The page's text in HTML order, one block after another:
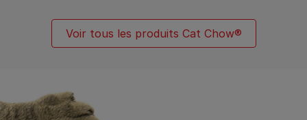
Voir tous les produits Cat Chow®